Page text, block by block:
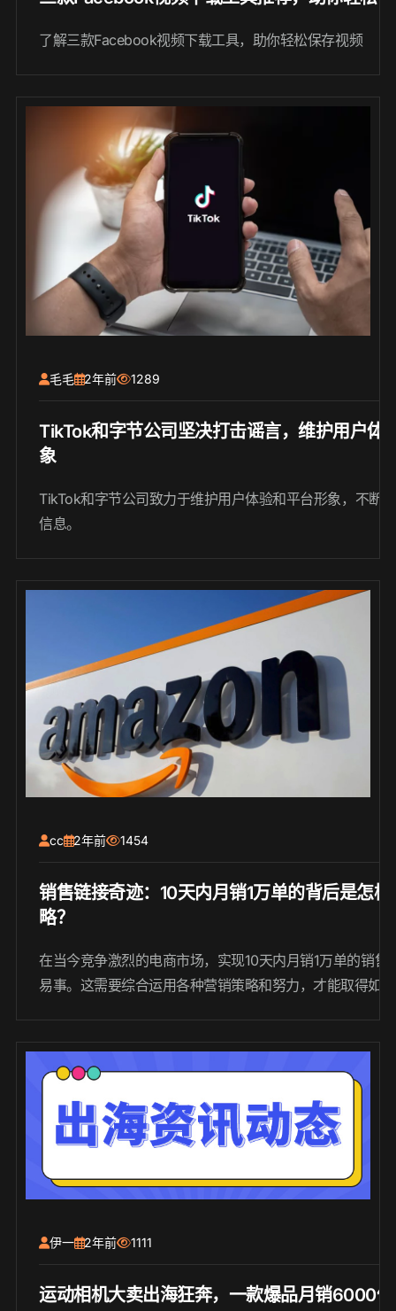
了解三款Facebook视频下载工具，助你轻松保存视频
毛毛 2年前 1289
TikTok和字节公司坚决打击谣言，维护用户体
象
TikTok和字节公司致力于维护用户体验和平台形象，不断
信息。
cc 2年前 1454
销售链接奇迹：10天内月销1万单的背后是怎
略？
在当今竞争激烈的电商市场，实现10天内月销1万单的销售
易事。这需要综合运用各种营销策略和努力，才能取得如
伊一 2年前 1111
运动相机大卖出海狂奔，一款爆品月销6000件